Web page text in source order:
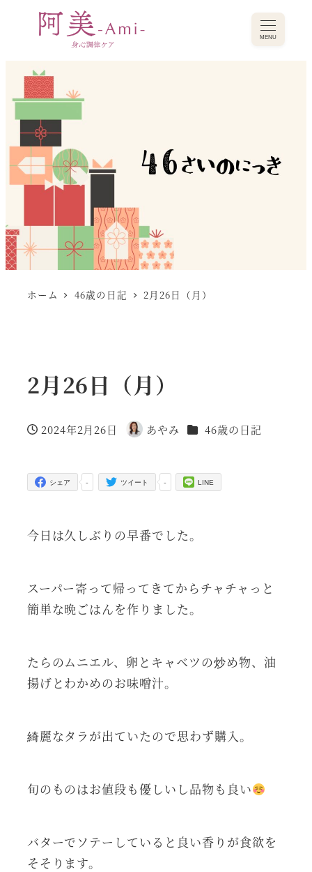
MENU
ホーム 46歳の日記 2月26日（月）
2月26日（月）
投稿日
2024年2月26日
著
あやみ カテゴリー
46歳の日記
-
シェア -
ツイート LINE
今日は久しぶりの早番でした。
スーパー寄って帰ってきてからチャチャっと
簡単な晩ごはんを作りました。
たらのムニエル、卵とキャベツの炒め物、油
揚げとわかめのお味噌汁。
綺麗なタラが出ていたので思わず購入。
旬のものはお値段も優しいし品物も良い
バターでソテーしていると良い香りが食欲を
そそります。